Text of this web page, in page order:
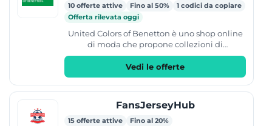
10 offerte attive Fino al 50%
1 codici da copiare
Offerta rilevata oggi
United Colors of Benetton è uno shop online
di moda che propone collezioni di
abbigliamento e accessori. Il catalogo è
suddiviso in...
Vedi le offerte
FansJerseyHub
15 offerte attive
Fino al 20%